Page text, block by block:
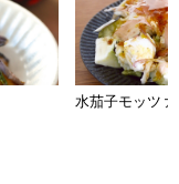
水茄子モッツァ